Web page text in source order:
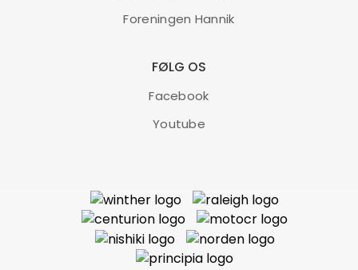
Foreningen Hannik
FØLG OS
Facebook
Youtube